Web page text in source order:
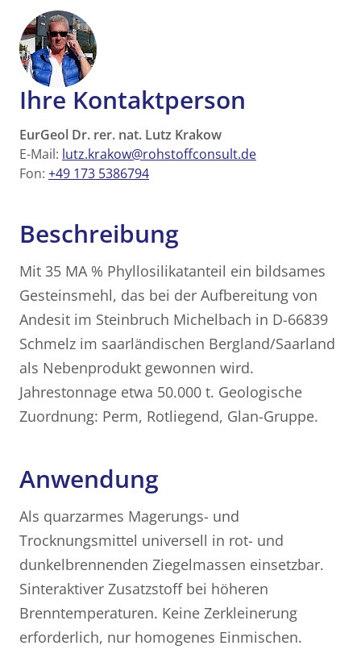
Ihre Kontaktperson
EurGeol Dr. rer. nat. Lutz Krakow
E-Mail: lutz.krakow@rohstoffconsult.de
Fon: +49 173 5386794
Beschreibung
Mit 35 MA % Phyllosilikatanteil ein bildsames
Gesteinsmehl, das bei der Aufbereitung von
Andesit im Steinbruch Michelbach in D-66839
Schmelz im saarländischen Bergland/Saarland
als Nebenprodukt gewonnen wird.
Jahrestonnage etwa 50.000 t. Geologische
Zuordnung: Perm, Rotliegend, Glan-Gruppe.
Anwendung
Als quarzarmes Magerungs- und
Trocknungsmittel universell in rot- und
dunkelbrennenden Ziegelmassen einsetzbar.
Sinteraktiver Zusatzstoff bei höheren
Brenntemperaturen. Keine Zerkleinerung
erforderlich, nur homogenes Einmischen.